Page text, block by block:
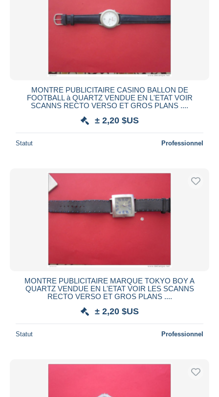
Maisons de vente
depuis
jours
Fermant
heures
Prix
Livraison gratuite
Méthodes de paiement
PayPal
Bancontact
iDeal
Maestro
Résidence du vendeur
Monde entier
MONTRE PUBLICITAIRE CASINO BALLON DE
FOOTBALL à QUARTZ VENDUE EN L'ETAT VOIR
SCANNS RECTO VERSO ET GROS PLANS ....
± 2,20 $US
Statut Professionnel
MONTRE PUBLICITAIRE MARQUE TOKYO BOY A
QUARTZ VENDUE EN L'ETAT VOIR LES SCANNS
RECTO VERSO ET GROS PLANS ....
± 2,20 $US
Statut Professionnel